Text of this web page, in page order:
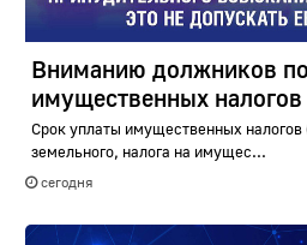
Вниманию должников
имущественных налогов
Срок уплаты имущественных налогов
земельного, налога на имущес...
сегодня